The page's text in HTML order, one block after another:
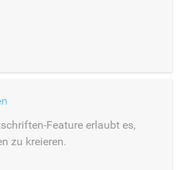
Feature erlaubt es,
zu kreieren.